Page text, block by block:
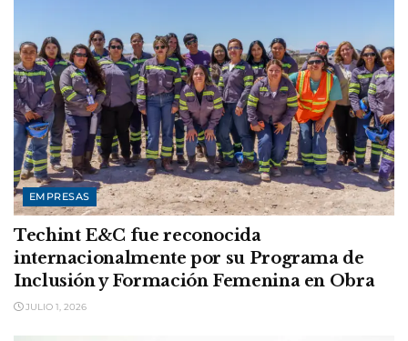
EMPRESAS
Techint E&C fue reconocida
internacionalmente por su Programa de
Inclusión y Formación Femenina en Obra
JULIO 1, 2026